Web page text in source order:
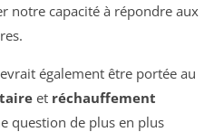
notre capacité à répondre aux
également être portée au
et réchauffement
question de plus en plus